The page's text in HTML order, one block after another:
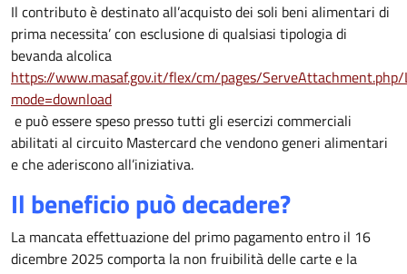
Il contributo è destinato all’acquisto dei soli beni alimentari di
prima necessita’ con esclusione di qualsiasi tipologia di
bevanda alcolica
https://www.masaf.gov.it/flex/cm/pages/
mode=download
e può essere speso presso tutti gli esercizi commerciali
abilitati al circuito Mastercard che vendono generi alimentari
e che aderiscono all’iniziativa.
Il beneficio può decadere?
La mancata effettuazione del primo pagamento entro il 16
dicembre 2025 comporta la non fruibilità delle carte e la